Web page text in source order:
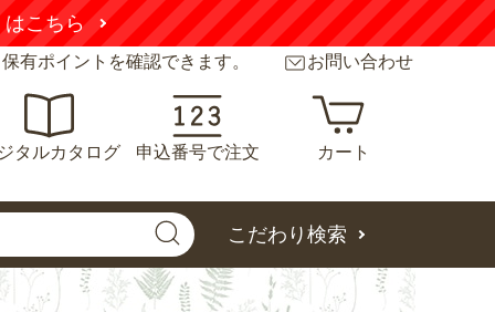
はこちら
有ポイントを確認できます。 お問い合わせ
タルカタログ 申込番号で注文 カート
こだわり検索